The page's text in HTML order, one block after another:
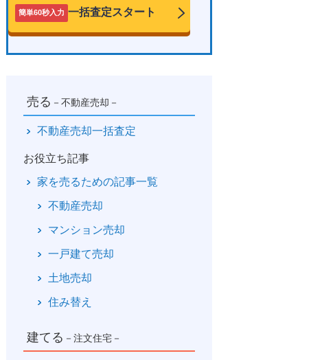
簡単60秒入力 一括査定スタート
売る －不動産売却－
不動産売却一括査定
お役立ち記事
家を売るための記事一覧
不動産売却
マンション売却
一戸建て売却
土地売却
住み替え
建てる －注文住宅－